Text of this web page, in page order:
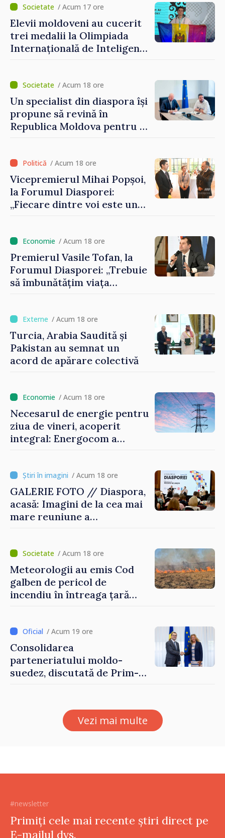
Grosu: „Este important să
depășim blocajele și să dăm o
șansă localităților să se
dezvolte”
/ Acum 17 ore
Elevii moldoveni au cucerit
trei medalii la Olimpiada
Internațională de Inteligență
/ Acum 18 ore
Un specialist din diaspora își
propune să revină în
Republica Moldova pentru a
/ Acum 18 ore
Vicepremierul Mihai Popșoi,
la Forumul Diasporei:
„Fiecare dintre voi este un
imaginii Republicii Moldova”
/ Acum 18 ore
Premierul Vasile Tofan, la
Forumul Diasporei: „Trebuie
să îmbunătățim viața
/ Acum 18 ore
Turcia, Arabia Saudită și
Pakistan au semnat un
acord de apărare colectivă
/ Acum 18 ore
Necesarul de energie pentru
ziua de vineri, acoperit
integral: Energocom a
/ Acum 18 ore
GALERIE FOTO // Diaspora,
acasă: Imagini de la cea mai
mare reuniune a
/ Acum 18 ore
Meteorologii au emis Cod
galben de pericol de
incendiu în întreaga țară
/ Acum 19 ore
Consolidarea
parteneriatului moldo-
suedez, discutată de Prim-
Petra Lärke
Vezi mai multe
#newsletter
Primiți cele mai recente știri direct pe
E-mailul dvs.